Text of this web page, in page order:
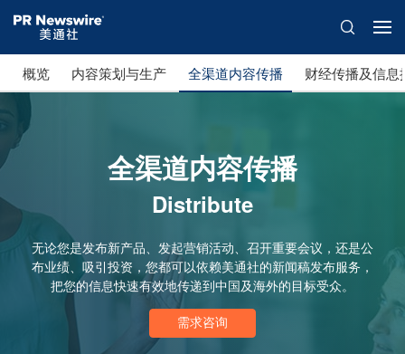
概览 内容策划与生产 全渠道内容传播 财经传播及信息
全渠道内容传播
Distribute
无论您是发布新产品、发起营销活动、召开重要会议，还是公
布业绩、吸引投资，您都可以依赖美通社的新闻稿发布服务，
把您的信息快速有效地传递到中国及海外的目标受众。
需求咨询